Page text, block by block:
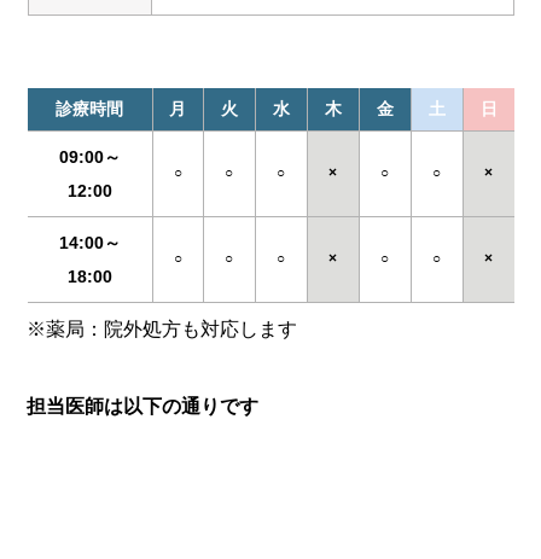
診療時間 月 火 水 木 金 土 日
09:00～
12:00
○ ○ ○ × ○ ○ ×
14:00～
18:00
○ ○ ○ × ○ ○ ×
※薬局：院外処方も対応します
担当医師は以下の通りです